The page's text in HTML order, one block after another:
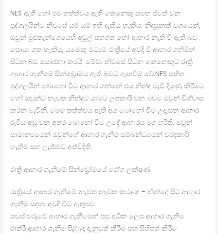
NES ඇති හෝ එම තත්ත්වය ඇති කෙනෙකු සමඟ ජීවත් වන
පුද්ගලයින්ට නිවසේ යම් යම් ඉඟි දැකිය හැකිය. නිදසුනක් වශයෙන්,
ඔවුන් මුළුතැන්ගෙයෙහි අවුල් සහගත හෝ ආහාර නැති වී ඇති බව
සොයා ගත හැකිය, යමෙකු මධ්‍යම රාත්‍රියේ අවදි වී ආහාර ගනිමින්
සිටින බව යෝජනා කරයි. මේවා නිවසේ සිටින කෙනෙකුට රාත්‍රී
ආහාර ගැනීමේ සින්ඩ්‍රෝමය ඇති බවට ඇඟවීම් වේ.NES සහිත
පුද්ගලයින් බොහෝ විට ආහාර ගන්නේ එය නින්ද වැඩි දියුණු කිරීමට
හෝ ඔවුන්ට නැවත නින්දට යාමට උපකාරී වන බවට ඔවුන් විශ්වාස
කරන බැවිනි. මෙම තත්ත්වය ඇති අය බොහෝ විට උදෑසන ආහාර
රුචිය අඩු වන අතර බොහෝ විට උදේ ආහාරය මග හරිති. ඔවුන්
සාමාන්‍යයෙන් ඔවුන්ගේ ආහාර ගැනීම සම්බන්ධයෙන් වරදකාරි
හැඟීම සහ ලැජ්ජාව අත්විඳිති.
රාත්‍රී ආහාර ගැනීමේ සින්ඩ්‍රෝමයේ රෝග ලක්ෂණ
රාත්‍රියේ ආහාර ගැනීමේ නැවත නැවත කථාංග – නින්දේ සිට ආහාර
ගැනීම සඳහා අවදි වීම ඇතුළුව
සවස් වරුවේ ආහාර ගැනීමෙන් පසු අධික ලෙස ආහාර ගැනීම
රාත්රී ආහාර ගැනීම පිළිබඳ දැනුවත් කිරීම සහ සිහිපත් කිරීම